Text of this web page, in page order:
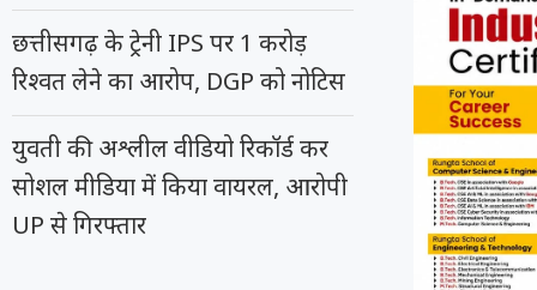
छत्तीसगढ़ के ट्रेनी IPS पर 1 करोड़
रिश्वत लेने का आरोप, DGP को नोटिस
युवती की अश्लील वीडियो रिकॉर्ड कर
सोशल मीडिया में किया वायरल, आरोपी
UP से गिरफ्तार